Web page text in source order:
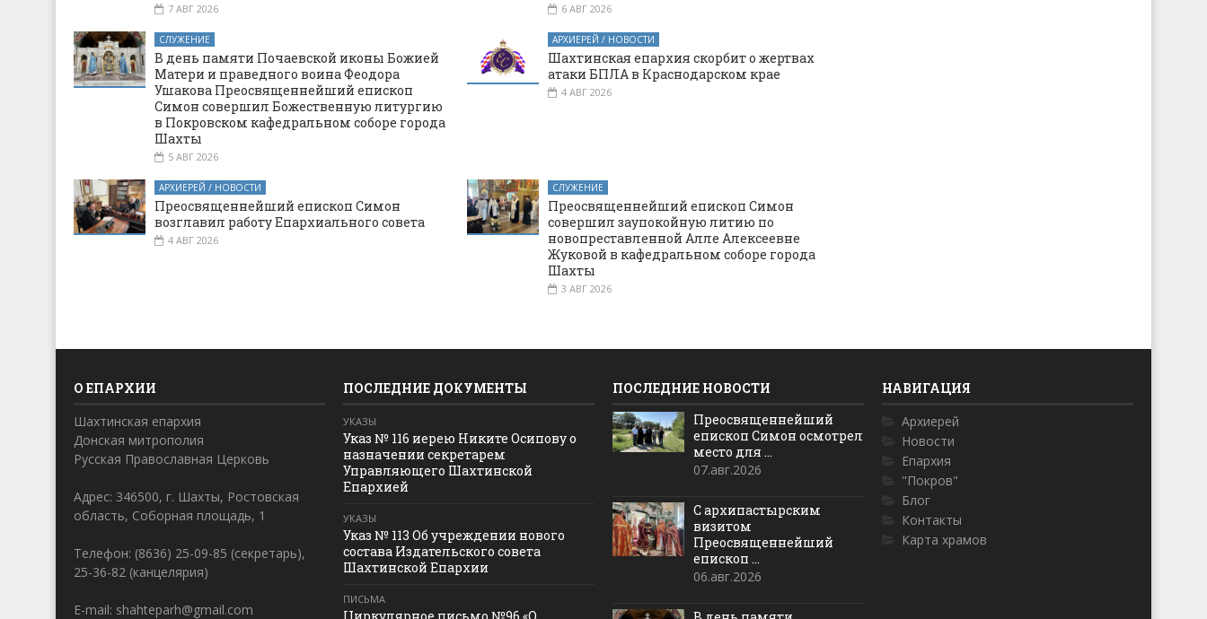
7 АВГ 2026 6 АВГ 2026
СЛУЖЕНИЕ
В день памяти Почаевской иконы Божией
Матери и праведного воина Феодора
Ушакова Преосвященнейший епископ
Симон совершил Божественную литургию
в Покровском кафедральном соборе города
Шахты
5 АВГ 2026
АРХИЕРЕЙ / НОВОСТИ
Шахтинская епархия скорбит о жертвах
атаки БПЛА в Краснодарском крае
4 АВГ 2026
АРХИЕРЕЙ / НОВОСТИ
Преосвященнейший епископ Симон
возглавил работу Епархиального совета
4 АВГ 2026
СЛУЖЕНИЕ
Преосвященнейший епископ Симон
совершил заупокойную литию по
новопреставленной Алле Алексеевне
Жуковой в кафедральном соборе города
Шахты
3 АВГ 2026
О ЕПАРХИИ
Шахтинская епархия
Донская митрополия
Русская Православная Церковь
Адрес: 346500, г. Шахты, Ростовская
область, Соборная площадь, 1
Телефон: (8636) 25-09-85 (секретарь),
25-36-82 (канцелярия)
E-mail: shahteparh@gmail.com
ПОСЛЕДНИЕ ДОКУМЕНТЫ
УКАЗЫ
Указ № 116 иерею Никите Осипову о
назначении секретарем
Управляющего Шахтинской
Епархией
УКАЗЫ
Указ № 113 Об учреждении нового
состава Издательского совета
Шахтинской Епархии
ПИСЬМА
Циркулярное письмо №96 «О
ПОСЛЕДНИЕ НОВОСТИ
Преосвященнейший
епископ Симон осмотрел
место для ...
07.авг.2026
С архипастырским
визитом
Преосвященнейший
епископ ...
06.авг.2026
НАВИГАЦИЯ
Архиерей
Новости
Епархия
"Покров"
Блог
Контакты
Карта храмов